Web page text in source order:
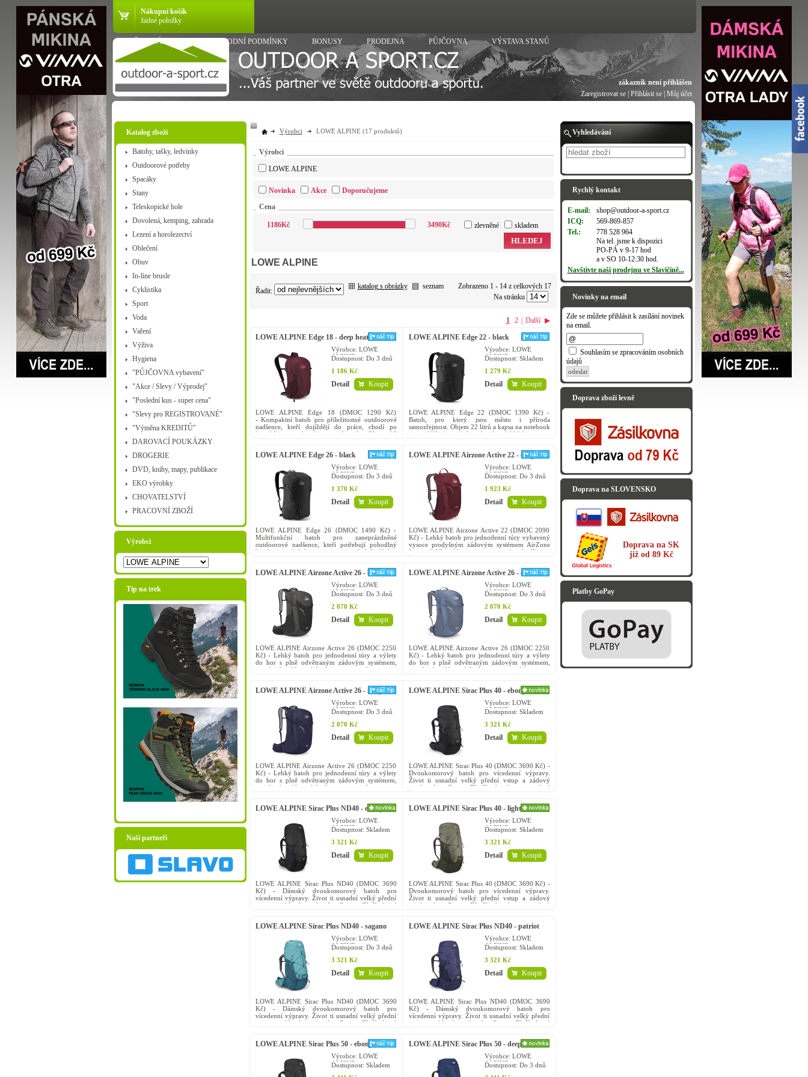
Nákupní košík
žádné položky
VŠE O NÁKUPU OBCHODNÍ PODMÍNKY BONUSY PRODEJNA PŮJČOVNA VÝSTAVA STANŮ
zákazník není přihlášen
Zaregistrovat se| Přihlásit se| Můj účet
Katalog zboží
Batohy, tašky, ledvinky
Outdoorové potřeby
Spacáky
Stany
Teleskopické hole
Dovolená, kemping, zahrada
Lezení a horolezectví
Oblečení
Obuv
In-line brusle
Cyklistika
Sport
Voda
Vaření
Výživa
Hygiena
"PŮJČOVNA vybavení"
"Akce / Slevy / Výprodej"
"Poslední kus - super cena"
"Slevy pro REGISTROVANÉ"
"Výměna KREDITŮ"
DAROVACÍ POUKÁZKY
DROGERIE
DVD, knihy, mapy, publikace
EKO výrobky
CHOVATELSTVÍ
PRACOVNÍ ZBOŽÍ
Výrobci
Tip na trek
Naši partneři
Výrobci LOWE ALPINE (17 produktů)
Výrobci
LOWE ALPINE
Novinka Akce
Doporučujeme
Cena
1186Kč 3490Kč zlevněné skladem
HLEDEJ
LOWE ALPINE
Řadit:
katalog s obrázky seznam
Zobrazeno 1 - 14 z celkových 17
Na stránku
1 2 Další ▶
LOWE ALPINE Edge 18 - deep heather
Výrobce: LOWE
ALPINE
Dostupnost: Do 3 dnů
1 186 Kč
Detail Koupit
LOWE ALPINE Edge 18 (DMOC 1290 Kč)
- Kompaktní batoh pro příležitostné outdoorové
nadšence, kteří dojíždějí do práce, chodí po
kopcích a cestují za humna i do světa. Objem 18
LOWE ALPINE Edge 22 - black
Výrobce: LOWE
ALPINE
Dostupnost: Skladem
1 279 Kč
Detail Koupit
LOWE ALPINE Edge 22 (DMOC 1390 Kč) -
Batoh, pro který jsou město i příroda
samozřejmost. Objem 22 litrů a kapsa na notebook
se zavděčí při cestě do práce, horské hřebenovce i
LOWE ALPINE Edge 26 - black
Výrobce: LOWE
ALPINE
Dostupnost: Do 3 dnů
1 370 Kč
Detail Koupit
LOWE ALPINE Edge 26 (DMOC 1490 Kč) -
Multifunkční batoh pro zaneprázdněné
outdoorové nadšence, kteří potřebují pohodlný
batoh pro všední povinnosti i nevšední zážitky.
LOWE ALPINE Airzone Active 22 - deep
Výrobce: LOWE
ALPINE
Dostupnost: Do 3 dnů
1 923 Kč
Detail Koupit
LOWE ALPINE Airzone Active 22 (DMOC 2090
Kč) - Lehký batoh pro jednodenní túry vybavený
vysoce prodyšným zádovým systémem AirZone
Lite a dalšími šikovnostmi pro tvé pohodlí tam
LOWE ALPINE Airzone Active 26 - black
Výrobce: LOWE
ALPINE
Dostupnost: Do 3 dnů
2 070 Kč
Detail Koupit
LOWE ALPINE Airzone Active 26 (DMOC 2250
Kč) - Lehký batoh pro jednodenní túry a výlety
do hor s plně odvětraným zádovým systémem,
množstvím šikovných kapes a systémem pro
LOWE ALPINE Airzone Active 26 - orion
Výrobce: LOWE
ALPINE
Dostupnost: Do 3 dnů
2 070 Kč
Detail Koupit
LOWE ALPINE Airzone Active 26 (DMOC 2250
Kč) - Lehký batoh pro jednodenní túry a výlety
do hor s plně odvětraným zádovým systémem,
množstvím šikovných kapes a systémem pro
LOWE ALPINE Airzone Active 26 - navy
Výrobce: LOWE
ALPINE
Dostupnost: Do 3 dnů
2 070 Kč
Detail Koupit
LOWE ALPINE Airzone Active 26 (DMOC 2250
Kč) - Lehký batoh pro jednodenní túry a výlety
do hor s plně odvětraným zádovým systémem,
množstvím šikovných kapes a systémem pro
LOWE ALPINE Sirac Plus 40 - ebony
Výrobce: LOWE
ALPINE
Dostupnost: Skladem
3 321 Kč
Detail Koupit
LOWE ALPINE Sirac Plus 40 (DMOC 3690 Kč) -
Dvoukomorový batoh pro vícedenní výpravy.
Život ti usnadní velký přední vstup a zádový
systém Air Contour™ X, který rovnoměrně
LOWE ALPINE Sirac Plus ND40 - ebony
Výrobce: LOWE
ALPINE
Dostupnost: Skladem
3 321 Kč
Detail Koupit
LOWE ALPINE Sirac Plus ND40 (DMOC 3690
Kč) - Dámský dvoukomorový batoh pro
vícedenní výpravy. Život ti usnadní velký přední
vstup a zádový systém Air Contour™ X, který
LOWE ALPINE Sirac Plus 40 - light
Výrobce: LOWE
ALPINE
Dostupnost: Skladem
3 321 Kč
Detail Koupit
LOWE ALPINE Sirac Plus 40 (DMOC 3690 Kč) -
Dvoukomorový batoh pro vícedenní výpravy.
Život ti usnadní velký přední vstup a zádový
systém Air Contour™ X, který rovnoměrně
LOWE ALPINE Sirac Plus ND40 - sagano
Výrobce: LOWE
ALPINE
Dostupnost: Do 3 dnů
3 321 Kč
Detail Koupit
LOWE ALPINE Sirac Plus ND40 (DMOC 3690
Kč) - Dámský dvoukomorový batoh pro
vícedenní výpravy. Život ti usnadní velký přední
vstup a zádový systém Air Contour™ X, který
LOWE ALPINE Sirac Plus ND40 - patriot
Výrobce: LOWE
ALPINE
Dostupnost: Skladem
3 321 Kč
Detail Koupit
LOWE ALPINE Sirac Plus ND40 (DMOC 3690
Kč) - Dámský dvoukomorový batoh pro
vícedenní výpravy. Život ti usnadní velký přední
vstup a zádový systém Air Contour™ X, který
LOWE ALPINE Sirac Plus 50 - ebony
Výrobce: LOWE
ALPINE
Dostupnost: Skladem
LOWE ALPINE Sirac Plus 50 - deep ink/ink
Výrobce: LOWE
ALPINE
Dostupnost: Do 3 dnů
Vyhledávání
Rychlý kontakt
E-mail:
shop@outdoor-a-sport.cz
ICQ:
569-869-857
Tel.:
778 528 964
Na tel. jsme k dispozici
PO-PÁ v 9-17 hod
a v SO 10-12:30 hod.
Navštivte naši prodejnu ve Slavičíně...
Novinky na email
Zde se můžete přihlásit k zasílání novinek
na email.
Souhlasím se zpracováním osobních
údajů
odeslat
Doprava zboží levně
Doprava na SLOVENSKO
Doprava na SK
již od 89 Kč
Platby GoPay